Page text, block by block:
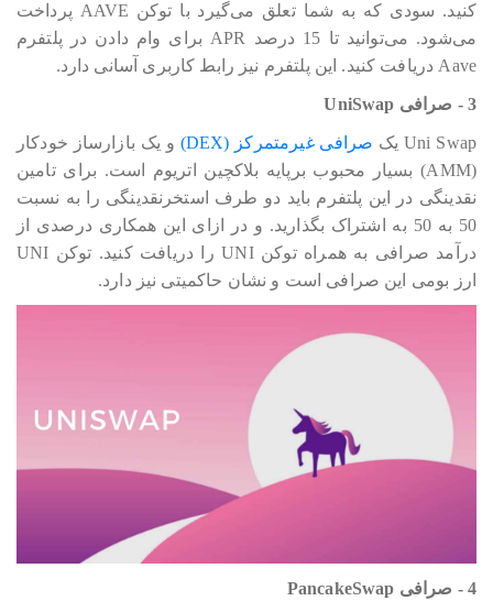
کنید. سودی که به شما تعلق می‎‎‎‎‎گیرد با توکن AAVE پرداخت
می‎‎‎‎‎شود. می‎‎‎‎‎‎توانید تا 15 درصد APR برای وام دادن در پلتفرم
Aave دریافت کنید. این پلتفرم نیز رابط کاربری آسانی دارد.
3 - صرافی UniSwap
Uni Swap یک صرافی غیرمتمرکز (DEX)
و یک بازارساز خودکار
(AMM) بسیار محبوب برپایه بلاکچین اتریوم است. برای تامین
نقدینگی در این پلتفرم باید دو طرف استخرنقدینگی را به نسبت
50 به 50 به اشتراک بگذارید. و در ازای این همکاری درصدی از
درآمد صرافی به همراه توکن UNI را دریافت کنید. توکن UNI
ارز بومی این صرافی است و نشان حاکمیتی نیز دارد.
4 - صرافی PancakeSwap